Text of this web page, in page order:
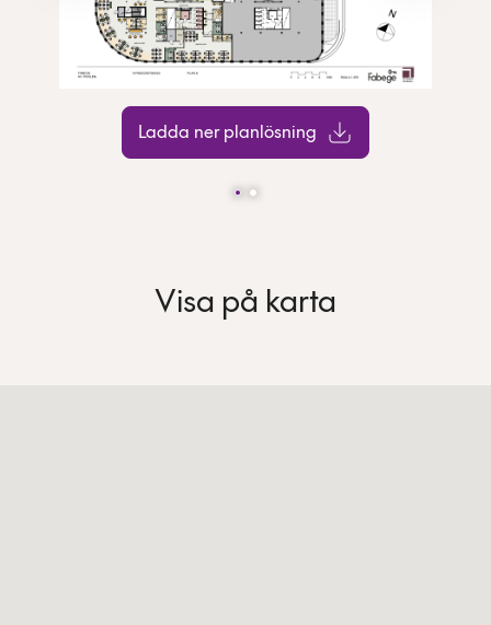
Ladda ner planlösning
Visa på karta